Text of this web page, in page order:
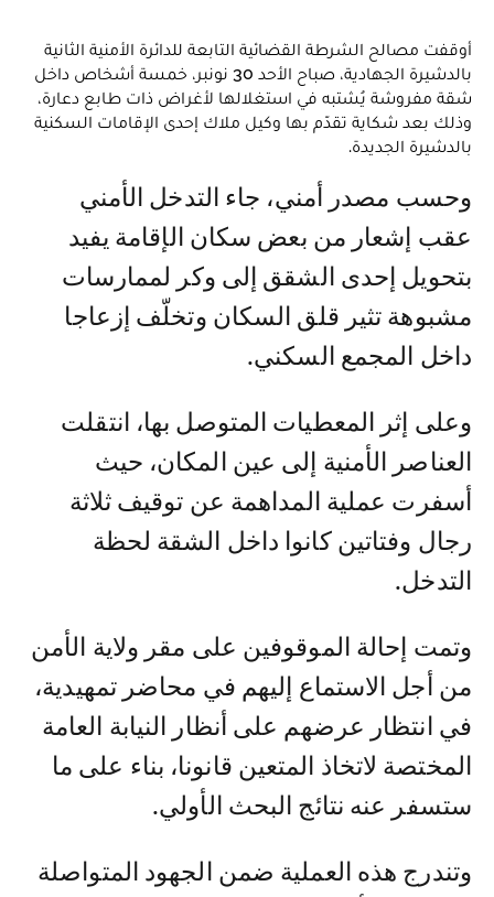
أوقفت مصالح الشرطة القضائية التابعة للدائرة الأمنية الثانية
بالدشيرة الجهادية، صباح الأحد 30 نونبر، خمسة أشخاص داخل
شقة مفروشة يُشتبه في استغلالها لأغراض ذات طابع دعارة،
وذلك بعد شكاية تقدّم بها وكيل ملاك إحدى الإقامات السكنية
بالدشيرة الجديدة.
وحسب مصدر أمني، جاء التدخل الأمني
عقب إشعار من بعض سكان الإقامة يفيد
بتحويل إحدى الشقق إلى وكر لممارسات
مشبوهة تثير قلق السكان وتخلّف إزعاجا
داخل المجمع السكني.
وعلى إثر المعطيات المتوصل بها، انتقلت
العناصر الأمنية إلى عين المكان، حيث
أسفرت عملية المداهمة عن توقيف ثلاثة
رجال وفتاتين كانوا داخل الشقة لحظة
التدخل.
وتمت إحالة الموقوفين على مقر ولاية الأمن
من أجل الاستماع إليهم في محاضر تمهيدية،
في انتظار عرضهم على أنظار النيابة العامة
المختصة لاتخاذ المتعين قانونا، بناء على ما
ستسفر عنه نتائج البحث الأولي.
وتندرج هذه العملية ضمن الجهود المتواصلة